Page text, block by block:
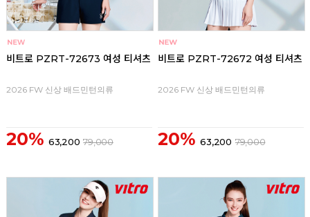
비트로 PZRT-72673 여성 티셔츠
2026 FW 신상 배드민턴의류
20% 63,200 79,000
비트로 PZRT-72672 여성 티셔츠
2026 FW 신상 배드민턴의류
20% 63,200 79,000